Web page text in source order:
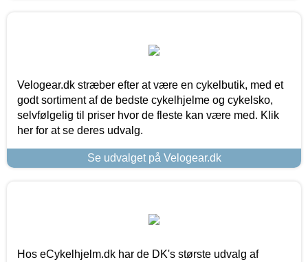
Velogear.dk stræber efter at være en cykelbutik, med et
godt sortiment af de bedste cykelhjelme og cykelsko,
selvfølgelig til priser hvor de fleste kan være med. Klik
her for at se deres udvalg.
Se udvalget på Velogear.dk
Hos eCykelhjelm.dk har de DK's største udvalg af